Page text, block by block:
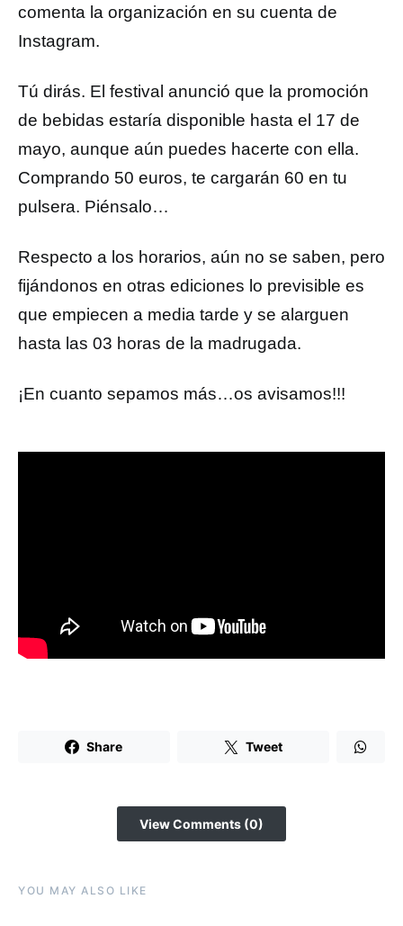
comenta la organización en su cuenta de
Instagram.
Tú dirás. El festival anunció que la promoción
de bebidas estaría disponible hasta el 17 de
mayo, aunque aún puedes hacerte con ella.
Comprando 50 euros, te cargarán 60 en tu
pulsera. Piénsalo…
Respecto a los horarios, aún no se saben, pero
fijándonos en otras ediciones lo previsible es
que empiecen a media tarde y se alarguen
hasta las 03 horas de la madrugada.
¡En cuanto sepamos más…os avisamos!!!
Share Tweet
View Comments (0)
YOU MAY ALSO LIKE